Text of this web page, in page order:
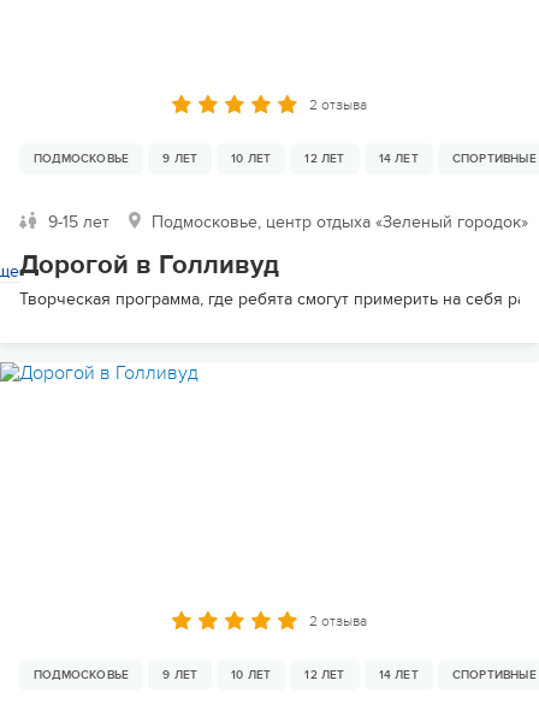
2 отзыва
ПОДМОСКОВЬЕ 9 ЛЕТ 10 ЛЕТ 12 ЛЕТ 14 ЛЕТ СПОРТИВНЫЕ
9-15 лет Подмосковье, центр отдыха «Зеленый городок»
Дорогой в Голливуд
Творческая программа, где ребята смогут примерить на себя
2 отзыва
ПОДМОСКОВЬЕ 9 ЛЕТ 10 ЛЕТ 12 ЛЕТ 14 ЛЕТ СПОРТИВНЫЕ